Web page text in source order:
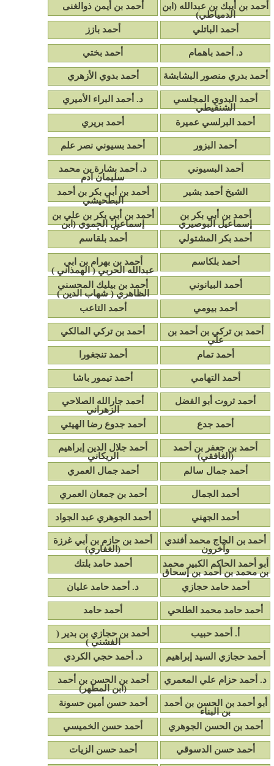
أحمد بن أيبك بن عبدالله (ابن
الدمياطي)
أحمد بن أيمن ذوالغنى
أحمد الباتلي أحمد بازز
د. أحمد باهمام أحمد بختي
أحمد بدري منصور البشابشة أحمد بدوي الأزهري
أحمد البدوي المجلسي
الشنقيطي
د. أحمد البراء الأميري
أحمد البرلسي عميرة أحمد بريري
أحمد البزور أحمد بسيوني نصر علم
أحمد البسيوني
د. أحمد بشارة بن محمد
سليمان آدم
الشيخ أحمد بشير
أحمد بن أبي بكر بن أحمد
البطحيشي
أحمد بن أبي بكر بن
إسماعيل البوصيري
أحمد بن أبي بكر بن علي بن
إسماعيل الحموي (ابن
الرسام)
أحمد بكر المشتولي أحمد بلقاسم
أحمد بلكاسم
أحمد بن بهرام بن ابي
عبدالله الحربي ( الهمذاني )
أحمد البيانوني
أحمد بن بيليك المحسني
الظاهري ( شهاب الدين )
أحمد بيومي
أحمد التاعب
أحمد بن تركي بن أحمد بن
علي
أحمد بن تركي المالكي
أحمد تمام أحمد تنجغورا
أحمد التهامي أحمد تيمور باشا
أحمد ثروت أبو الفضل
أحمد جارالله الصلاحي
الزهراني
أحمد جدع
أحمد جدوع رضا الهيتي
أحمد بن جعفر بن أحمد
(الغافقي)
أحمد جلال الدين إبراهيم
الريكاني
أحمد جمال سالم
أحمد جمال العمري
أحمد الجمال أحمد بن جمعان العمري
أحمد الجهني أحمد الجوهري عبد الجواد
أحمد بن الحاج محمد أفندي
وآخرون
أحمد بن حازم بن أبي غرزة
(الغفاري)
أبو أحمد الحاكم الكبير محمد
بن محمد بن أحمد بن إسحاق
أحمد حامد بلتك
أحمد حامد حجازي د. أحمد حامد عليان
أحمد حامد محمد الطلحي أحمد حامد
أ. أحمد حبيب
أحمد بن حجازي بن بدير (
الفشني )
أحمد حجازي السيد إبراهيم
د. أحمد حجي الكردي
د. أحمد حزام علي المعمري
أحمد بن الحسن بن أحمد
(ابن المطهر)
أبو أحمد بن الحسن بن أحمد
بن البناء
أحمد حسن أمين حسونة
أحمد بن الحسن الجوهري أحمد حسن الخميسي
أحمد حسن الدسوقي أحمد حسن الزيات